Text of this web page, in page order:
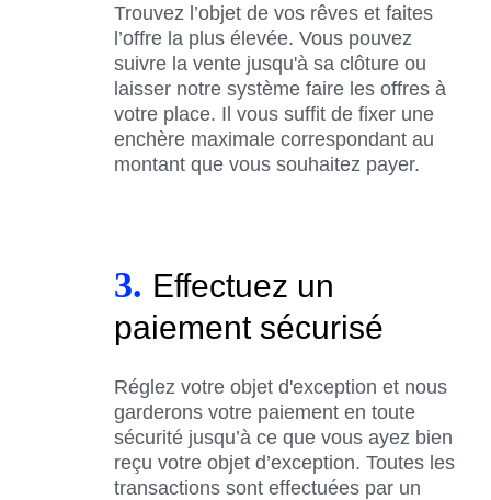
Trouvez l’objet de vos rêves et faites
l’offre la plus élevée. Vous pouvez
suivre la vente jusqu'à sa clôture ou
laisser notre système faire les offres à
votre place. Il vous suffit de fixer une
enchère maximale correspondant au
montant que vous souhaitez payer.
3. Effectuez un
paiement sécurisé
Réglez votre objet d'exception et nous
garderons votre paiement en toute
sécurité jusqu’à ce que vous ayez bien
reçu votre objet d’exception. Toutes les
transactions sont effectuées par un